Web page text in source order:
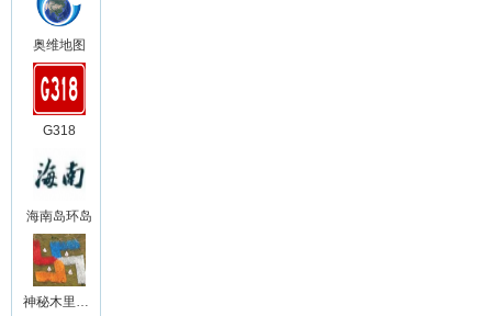
奥维地图
G318
海南岛环岛
神秘木里王国